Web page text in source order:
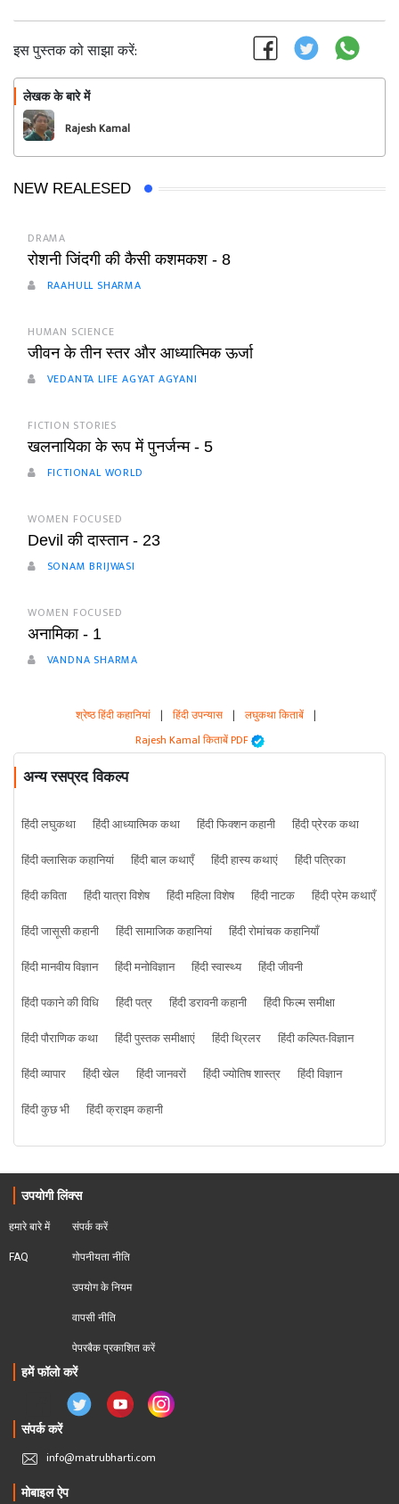
इस पुस्तक को साझा करें:
लेखक के बारे में
Rajesh Kamal
NEW REALESED
DRAMA
रोशनी जिंदगी की कैसी कशमकश - 8
RAAHULL SHARMA
HUMAN SCIENCE
जीवन के तीन स्तर और आध्यात्मिक ऊर्जा
VEDANTA LIFE AGYAT AGYANI
FICTION STORIES
खलनायिका के रूप में पुनर्जन्म - 5
FICTIONAL WORLD
WOMEN FOCUSED
Devil की दास्तान - 23
SONAM BRIJWASI
WOMEN FOCUSED
अनामिका - 1
VANDNA SHARMA
श्रेष्ठ हिंदी कहानियां | हिंदी उपन्यास | लघुकथा किताबें |
Rajesh Kamal किताबें PDF
अन्य रसप्रद विकल्प
हिंदी लघुकथा हिंदी आध्यात्मिक कथा हिंदी फिक्शन कहानी
हिंदी प्रेरक कथा
हिंदी क्लासिक कहानियां
हिंदी बाल कथाएँ हिंदी हास्य कथाएं
हिंदी पत्रिका
हिंदी कविता
हिंदी यात्रा विशेष हिंदी महिला विशेष हिंदी नाटक
हिंदी प्रेम कथाएँ
हिंदी जासूसी कहानी
हिंदी सामाजिक कहानियां
हिंदी रोमांचक कहानियाँ
हिंदी मानवीय विज्ञान
हिंदी मनोविज्ञान हिंदी स्वास्थ्य
हिंदी जीवनी
हिंदी पकाने की विधि
हिंदी पत्र हिंदी डरावनी कहानी
हिंदी फिल्म समीक्षा
हिंदी पौराणिक कथा
हिंदी पुस्तक समीक्षाएं हिंदी थ्रिलर
हिंदी कल्पित-विज्ञान
हिंदी व्यापार
हिंदी खेल हिंदी जानवरों हिंदी ज्योतिष शास्त्र
हिंदी विज्ञान
हिंदी कुछ भी
हिंदी क्राइम कहानी
उपयोगी लिंक्स
हमारे बारे में
FAQ
संपर्क करें
गोपनीयता नीति
उपयोग के नियम
वापसी नीति
पेपरबैक प्रकाशित करें
हमें फॉलो करें
संपर्क करें
info@matrubharti.com
मोबाइल ऐप